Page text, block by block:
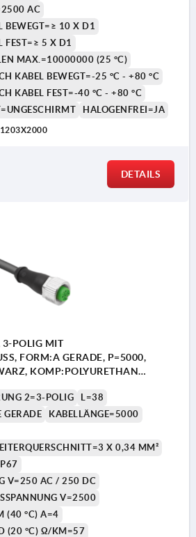
AC
BEWEGT=≥ 10 X D1
FEST=≥ 5 X D1
MAX.=10000000 (25 °C)
KABEL BEWEGT=-25 °C - +80 °C
KABEL FEST=-40 °C - +80 °C
HALOGENFREI=JA
DETAILS
3-POLIG MIT
FORM:A GERADE, P=5000,
KOMP:POLYURETHAN
2=3-POLIG
L=38
GERADE
KABELLÄNGE=5000
X 0,34 MM²
V=250 AC / 250 DC
V=2500
(40 °C) A=4
(20 °C) Ω/KM=57